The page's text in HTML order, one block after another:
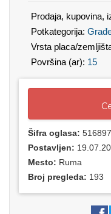
Prodaja, kupovina,
Potkategorija:
Vrsta placa/
Površina (ar): 15
Šifra oglasa:
Postavljen:
Mesto: Ruma
Broj pregleda: 193